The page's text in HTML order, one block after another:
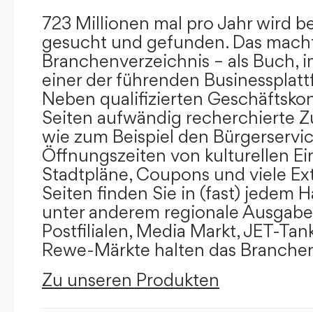
723 Millionen mal pro Jahr wird
gesucht und gefunden. Das
Branchenverzeichnis – als Buch,
einer der führenden
Neben qualifizierten
Seiten aufwändig recherchierte
wie zum Beispiel den
Öffnungszeiten von kulturellen
Stadtpläne, Coupons und viele
Seiten finden Sie in (fast) jedem
unter anderem regionale
Postfilialen, Media Markt, JET-
Rewe-Märkte halten das
Zu unseren Produkten